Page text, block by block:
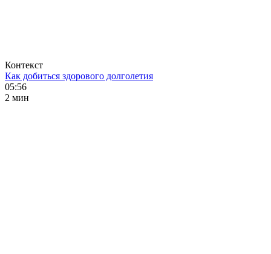
Контекст
Как добиться здорового долголетия
05:56
2 мин